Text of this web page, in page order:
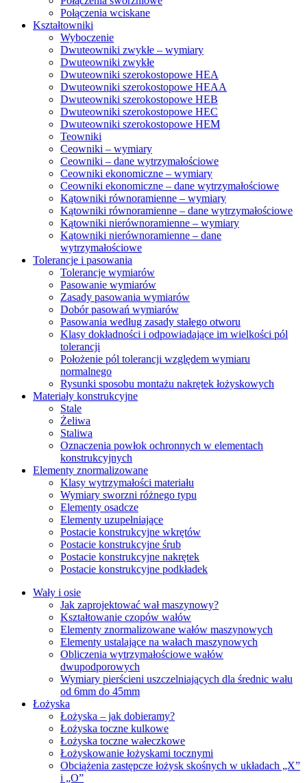
Połączenia wciskane
Kształtowniki
Wyboczenie
Dwuteowniki zwykłe – wymiary
Dwuteowniki zwykłe
Dwuteowniki szerokostopowe HEA
Dwuteowniki szerokostopowe HEAA
Dwuteowniki szerokostopowe HEB
Dwuteowniki szerokostopowe HEC
Dwuteowniki szerokostopowe HEM
Teowniki
Ceowniki – wymiary
Ceowniki – dane wytrzymałościowe
Ceowniki ekonomiczne – wymiary
Ceowniki ekonomiczne – dane wytrzymałościowe
Kątowniki równoramienne – wymiary
Kątowniki równoramienne – dane wytrzymałościowe
Kątowniki nierównoramienne – wymiary
Kątowniki nierównoramienne – dane
wytrzymałościowe
Tolerancje i pasowania
Tolerancje wymiarów
Pasowanie wymiarów
Zasady pasowania wymiarów
Dobór pasowań wymiarów
Pasowania według zasady stałego otworu
Klasy dokładności i odpowiadające im wielkości pól
tolerancji
Położenie pól tolerancji względem wymiaru
normalnego
Rysunki sposobu montażu nakrętek łożyskowych
Materiały konstrukcyjne
Stale
Żeliwa
Staliwa
Oznaczenia powłok ochronnych w elementach
konstrukcyjnych
Elementy znormalizowane
Klasy wytrzymałości materiału
Wymiary sworzni różnego typu
Elementy osadcze
Elementy uzupełniające
Postacie konstrukcyjne wkrętów
Postacie konstrukcyjne śrub
Postacie konstrukcyjne nakrętek
Postacie konstrukcyjne podkładek
Wały i osie
Jak zaprojektować wał maszynowy?
Kształtowanie czopów wałów
Elementy znormalizowane wałów maszynowych
Elementy ustalające na wałach maszynowych
Obliczenia wytrzymałościowe wałów
dwupodporowych
Wymiary pierścieni uszczelniających dla średnic wału
od 6mm do 45mm
Łożyska
Łożyska – jak dobieramy?
Łożyska toczne kulkowe
Łożyska toczne wałeczkowe
Łożyskowanie łożyskami tocznymi
Obciążenia zastępcze łożysk skośnych w układach „X”
i „O”